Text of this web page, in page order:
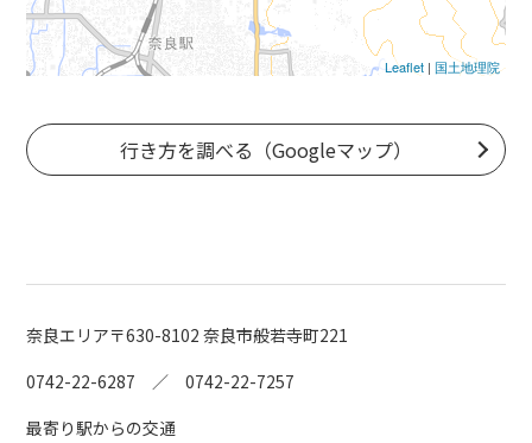
Leaflet| 国土地理院
行き方を調べる（Googleマップ）
奈良エリア〒630-8102 奈良市般若寺町221
0742-22-6287 ／ 0742-22-7257
最寄り駅からの交通